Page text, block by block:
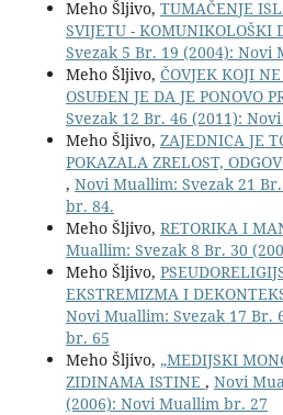
Meho Šljivo, TUMAČENJE
SVIJETU - KOMUNIKOLOŠKI
Svezak 5 Br. 19 (2004): Novi
Meho Šljivo, ČOVJEK KOJI
OSUĐEN JE DA JE PONOVO
Svezak 12 Br. 46 (2011):
Meho Šljivo, ZAJEDNICA JE
POKAZALA ZRELOST,
, Novi Muallim: Svezak 21
br. 84.
Meho Šljivo, RETORIKA I
Muallim: Svezak 8 Br. 30
Meho Šljivo,
EKSTREMIZMA I
Novi Muallim: Svezak 17 Br.
br. 65
Meho Šljivo, „MEDIJSKI
ZIDINAMA ISTINE , Novi
(2006): Novi Muallim br. 27